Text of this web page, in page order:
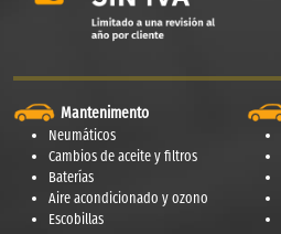
Mantenimento
Neumáticos
Cambios de aceite y filtros
Baterías
Aire acondicionado y ozono
Escobillas